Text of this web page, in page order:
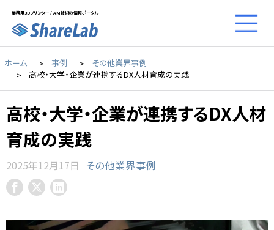
業務用3Dプリンター / AM技術の情報ポータル
ホーム 事例
その他業界事例
高校・大学・企業が連携するDX人材育成の実践
高校・大学・企業が連携するDX人材
育成の実践
2025年12月17日 その他業界事例